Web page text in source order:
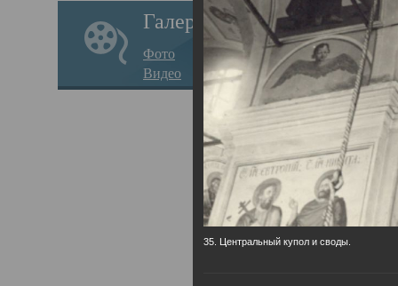
Галерея
Фото
Видео
35. Центральный купол и своды.